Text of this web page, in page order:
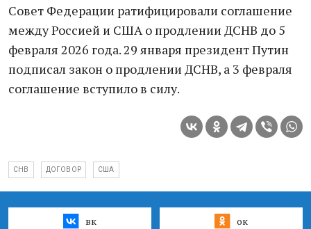
Совет Федерации ратифицировали соглашение
между Россией и США о продлении ДСНВ до 5
февраля 2026 года. 29 января президент Путин
подписал закон о продлении ДСНВ, а 3 февраля
соглашение вступило в силу.
СНВ ДОГОВОР США
вк ок